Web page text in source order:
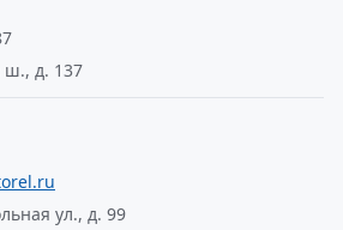
ш., д. 137
ул., д. 99